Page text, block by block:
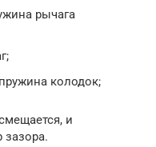
рычага
колодок;
и
зазора.